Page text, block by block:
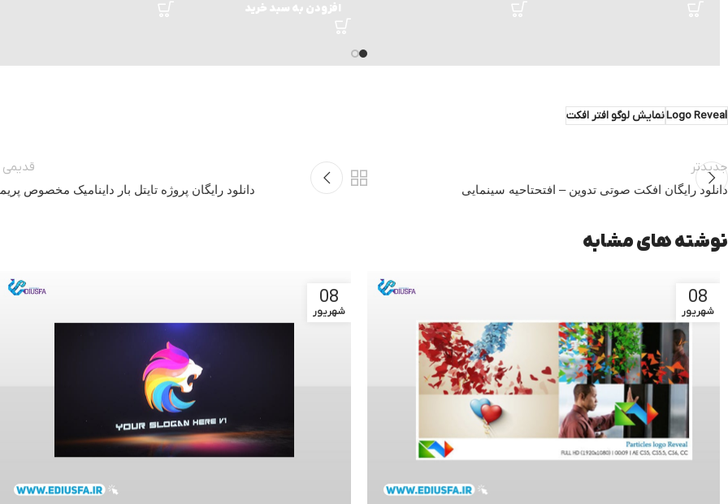
افزودن به سبد خرید
Logo Revealنمایش لوگو افتر افکت
جدیدتر
دانلود رایگان افکت صوتی تدوین – افتحتاحیه سینمایی
قدیمی
دانلود رایگان پروژه تایتل بار داینامیک مخصوص
نوشته های مشابه
08
شهریور
08
شهریور